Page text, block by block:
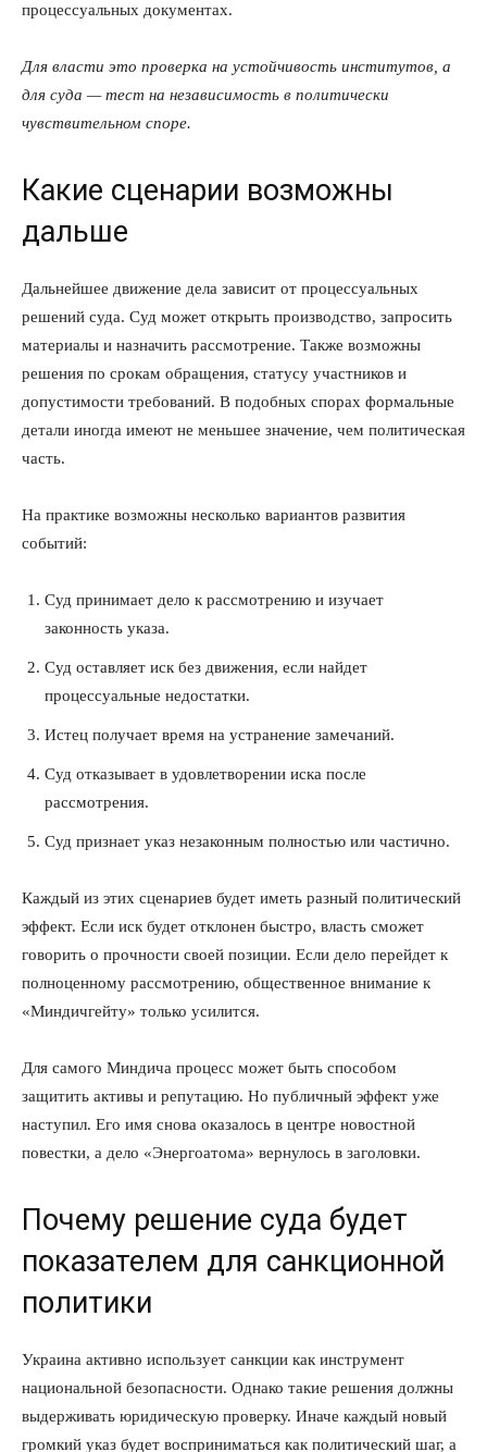
О нас
Связаться с нами
Отказ от ответственности
Подписка
Реклама
процессуальных документах.
Для власти это проверка на устойчивость институтов, а
для суда — тест на независимость в политически
чувствительном споре.
Какие сценарии возможны
дальше
Дальнейшее движение дела зависит от процессуальных
решений суда. Суд может открыть производство, запросить
материалы и назначить рассмотрение. Также возможны
решения по срокам обращения, статусу участников и
допустимости требований. В подобных спорах формальные
детали иногда имеют не меньшее значение, чем политическая
часть.
На практике возможны несколько вариантов развития
событий:
Суд принимает дело к рассмотрению и изучает
законность указа.
Суд оставляет иск без движения, если найдет
процессуальные недостатки.
Истец получает время на устранение замечаний.
Суд отказывает в удовлетворении иска после
рассмотрения.
Суд признает указ незаконным полностью или частично.
Каждый из этих сценариев будет иметь разный политический
эффект. Если иск будет отклонен быстро, власть сможет
говорить о прочности своей позиции. Если дело перейдет к
полноценному рассмотрению, общественное внимание к
«Миндичгейту» только усилится.
Для самого Миндича процесс может быть способом
защитить активы и репутацию. Но публичный эффект уже
наступил. Его имя снова оказалось в центре новостной
повестки, а дело «Энергоатома» вернулось в заголовки.
Почему решение суда будет
показателем для санкционной
политики
Украина активно использует санкции как инструмент
национальной безопасности. Однако такие решения должны
выдерживать юридическую проверку. Иначе каждый новый
громкий указ будет восприниматься как политический шаг, а